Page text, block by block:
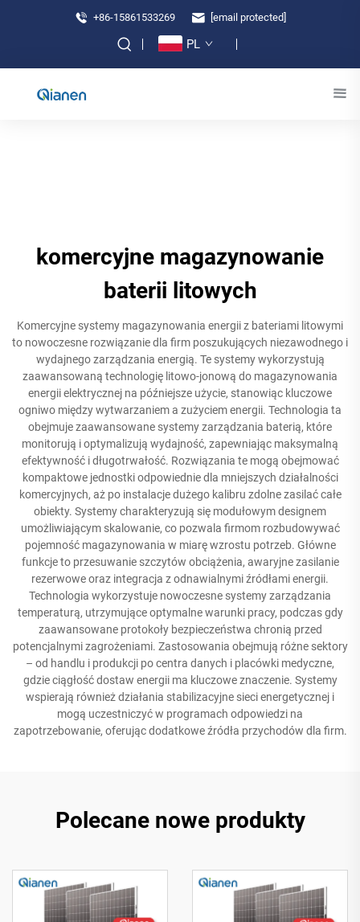
+86-15861533269 [email protected]
PL
komercyjne magazynowanie
baterii litowych
Komercyjne systemy magazynowania energii z bateriami litowymi
to nowoczesne rozwiązanie dla firm poszukujących niezawodnego i
wydajnego zarządzania energią. Te systemy wykorzystują
zaawansowaną technologię litowo-jonową do magazynowania
energii elektrycznej na późniejsze użycie, stanowiąc kluczowe
ogniwo między wytwarzaniem a zużyciem energii. Technologia ta
obejmuje zaawansowane systemy zarządzania baterią, które
monitorują i optymalizują wydajność, zapewniając maksymalną
efektywność i długotrwałość. Rozwiązania te mogą obejmować
kompaktowe jednostki odpowiednie dla mniejszych działalności
komercyjnych, aż po instalacje dużego kalibru zdolne zasilać całe
obiekty. Systemy charakteryzują się modułowym designem
umożliwiającym skalowanie, co pozwala firmom rozbudowywać
pojemność magazynowania w miarę wzrostu potrzeb. Główne
funkcje to przesuwanie szczytów obciążenia, awaryjne zasilanie
rezerwowe oraz integracja z odnawialnymi źródłami energii.
Technologia wykorzystuje nowoczesne systemy zarządzania
temperaturą, utrzymujące optymalne warunki pracy, podczas gdy
zaawansowane protokoły bezpieczeństwa chronią przed
potencjalnymi zagrożeniami. Zastosowania obejmują różne sektory
– od handlu i produkcji po centra danych i placówki medyczne,
gdzie ciągłość dostaw energii ma kluczowe znaczenie. Systemy
wspierają również działania stabilizacyjne sieci energetycznej i
mogą uczestniczyć w programach odpowiedzi na
zapotrzebowanie, oferując dodatkowe źródła przychodów dla firm.
Polecane nowe produkty